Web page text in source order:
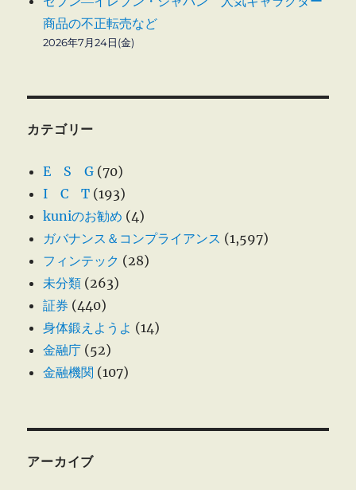
商品の不正転売など
2026年7月24日(金)
カテゴリー
E S G (70)
I C T (193)
kuniのお勧め (4)
ガバナンス＆コンプライアンス (1,597)
フィンテック (28)
未分類 (263)
証券 (440)
身体鍛えようよ (14)
金融庁 (52)
金融機関 (107)
アーカイブ